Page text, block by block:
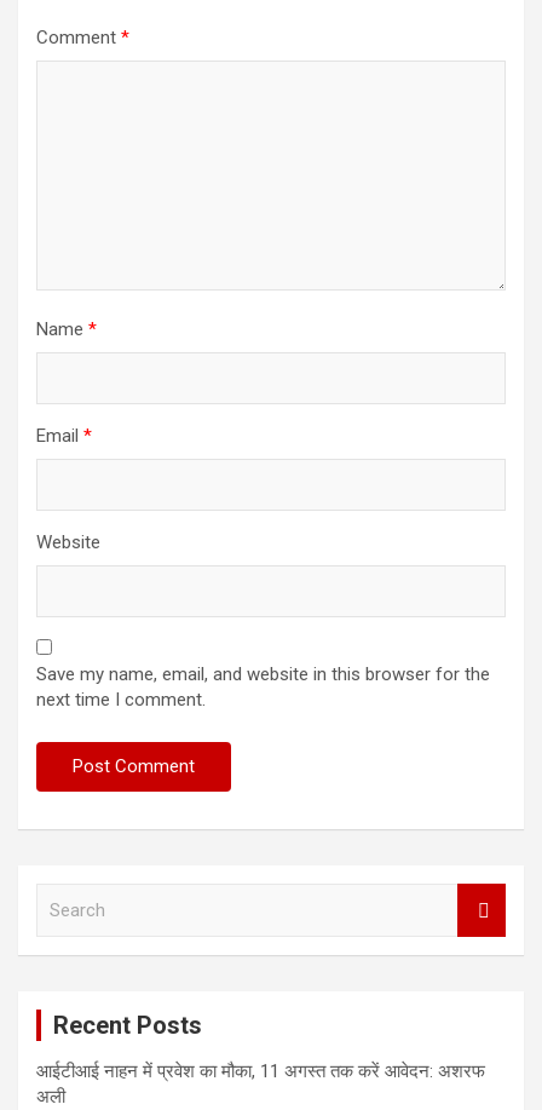
Comment *
Name *
Email *
Website
Save my name, email, and website in this browser for the
next time I comment.
Recent Posts
आईटीआई नाहन में प्रवेश का मौका, 11 अगस्त तक करें आवेदन: अशरफ
अली